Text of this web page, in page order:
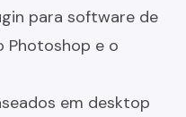
para software de
Photoshop e o
em desktop